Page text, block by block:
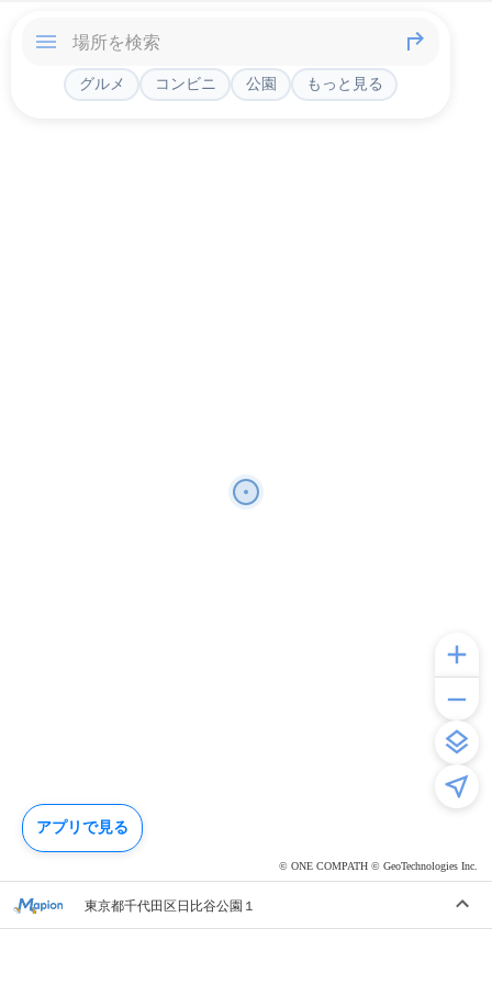
© ONE COMPATH © GeoTechnologies Inc.
グルメ コンビニ 公園 もっと見る
東京都千代田区日比谷公園１
アプリで見る